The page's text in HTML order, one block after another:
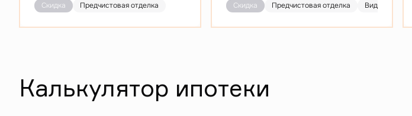
Скидка Предчистовая отделка Скидка Предчистовая отделка Видовая
Калькулятор ипотеки